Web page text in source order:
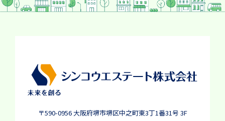
〒590-0956 大阪府堺市堺区中之町東3丁1番31号 3F